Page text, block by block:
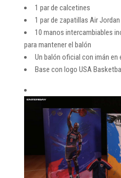
1 par de calcetines
1 par de zapatillas Air
10 manos intercambiables
para mantener el balón
Un balón oficial con imán en
Base con logo USA